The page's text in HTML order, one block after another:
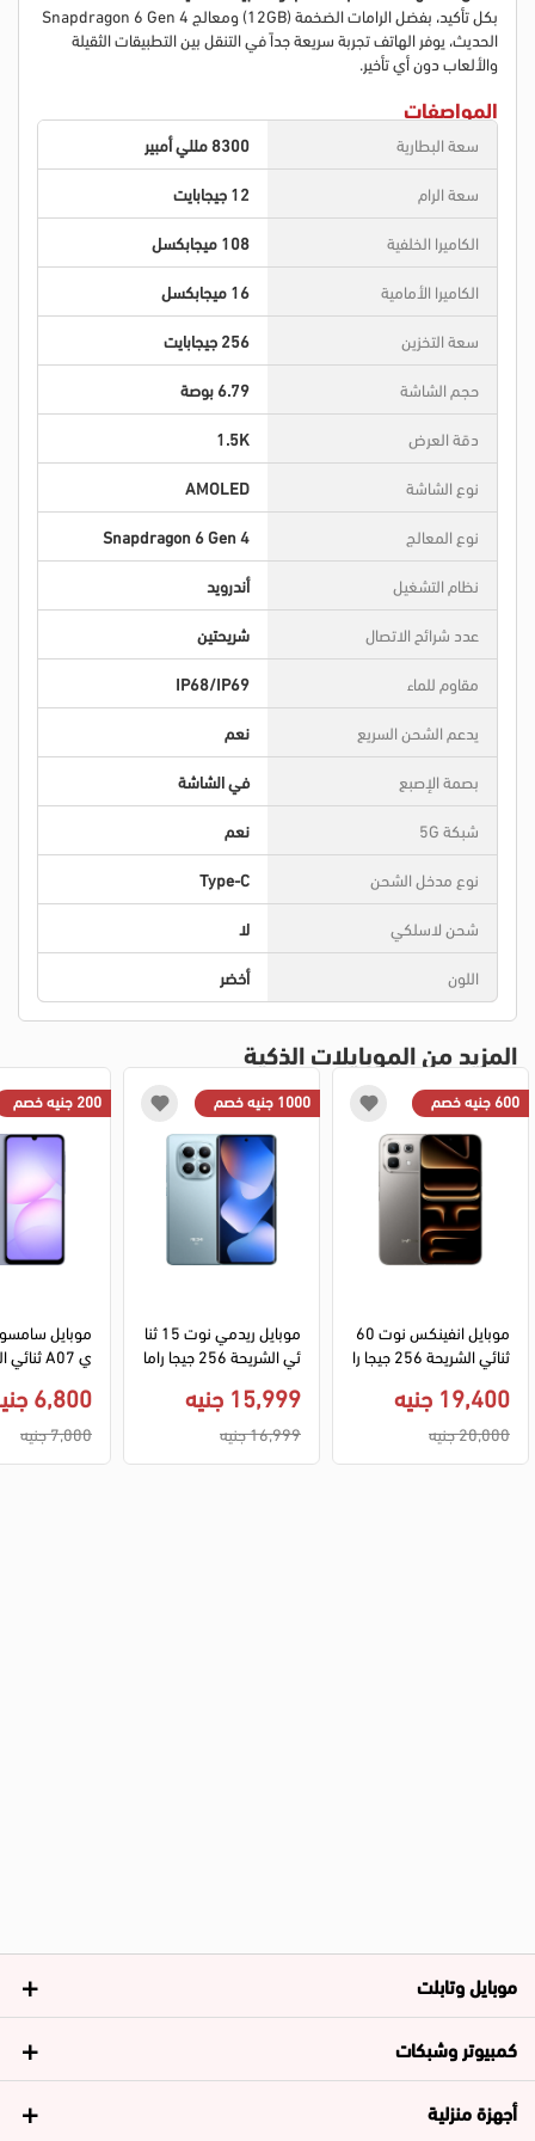
بكل تأكيد، بفضل الرامات الضخمة (12GB) ومعالج Snapdragon 6 Gen 4
الحديث، يوفر الهاتف تجربة سريعة جداً في التنقل بين التطبيقات الثقيلة
والألعاب دون أي تأخير.
المواصفات
سعة البطارية
8300 مللي أمبير
سعة الرام
12 جيجابايت
الكاميرا الخلفية
108 ميجابكسل
الكاميرا الأمامية
16 ميجابكسل
سعة التخزين
256 جيجابايت
حجم الشاشة
6.79 بوصة
دقة العرض
1.5K
نوع الشاشة
AMOLED
نوع المعالج
Snapdragon 6 Gen 4
نظام التشغيل
أندرويد
عدد شرائح الاتصال
شريحتين
مقاوم للماء
IP68/IP69
يدعم الشحن السريع
نعم
بصمة الإصبع
في الشاشة
شبكة 5G
نعم
نوع مدخل الشحن
Type-C
شحن لاسلكي
لا
اللون
أخضر
المزيد من الموبايلات الذكية
600 جنيه خصم
ثنائي الشريحة 256 جيجا را
19,400 جنيه
20,000 جنيه
1000 جنيه خصم
موبايل ريدمي نوت 15 ثنا
ئي الشريحة 256 جيجا راما
15,999 جنيه
16,999 جنيه
200 جنيه خصم
موبايل
TE - بنفسجي
6,800 جنيه
7,000 جنيه
موبايل وتابلت
كمبيوتر وشبكات
أجهزة منزلية